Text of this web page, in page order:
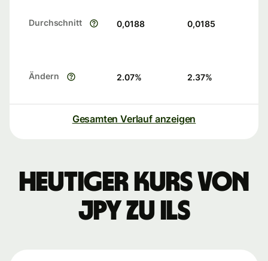
Durchschnitt 0,0188 0,0185
Ändern 2.07% 2.37%
Gesamten Verlauf anzeigen
Heutiger Kurs von
JPY zu ILS